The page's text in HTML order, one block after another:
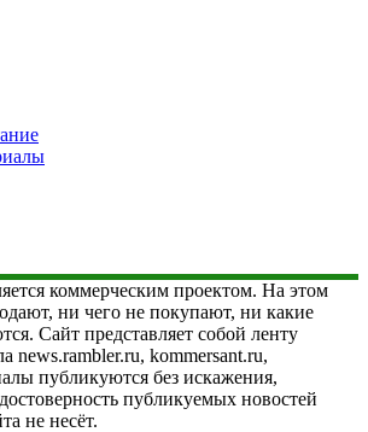
коммерческим проектом. На этом
ни чего не покупают, ни какие
Сайт представляет собой ленту
news.rambler.ru, kommersant.ru,
публикуются без искажения,
публикуемых новостей
не несёт.